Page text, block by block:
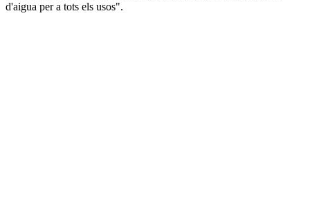
d'aigua per a tots els usos".